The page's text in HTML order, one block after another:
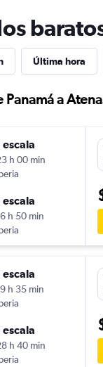
Última hora
Panamá a
escala
h 00 min
escala
h 50 min
escala
h 35 min
escala
h 40 min